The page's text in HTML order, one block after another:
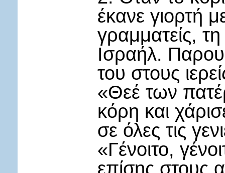
έκανε γιορτή
γραμματείς,
Ισραήλ.
του στους
«Θεέ των
κόρη και
σε όλες τις
«Γένοιτο,
επίσης στους